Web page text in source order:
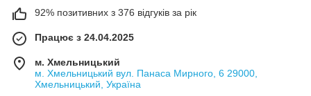
92% позитивних з 376 відгуків за рік
Працює з 24.04.2025
м. Хмельницький
м. Хмельницький вул. Панаса Мирного, 6 29000,
Хмельницький, Україна